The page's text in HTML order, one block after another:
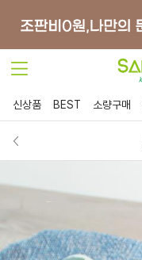
신상품 BEST 소량구매